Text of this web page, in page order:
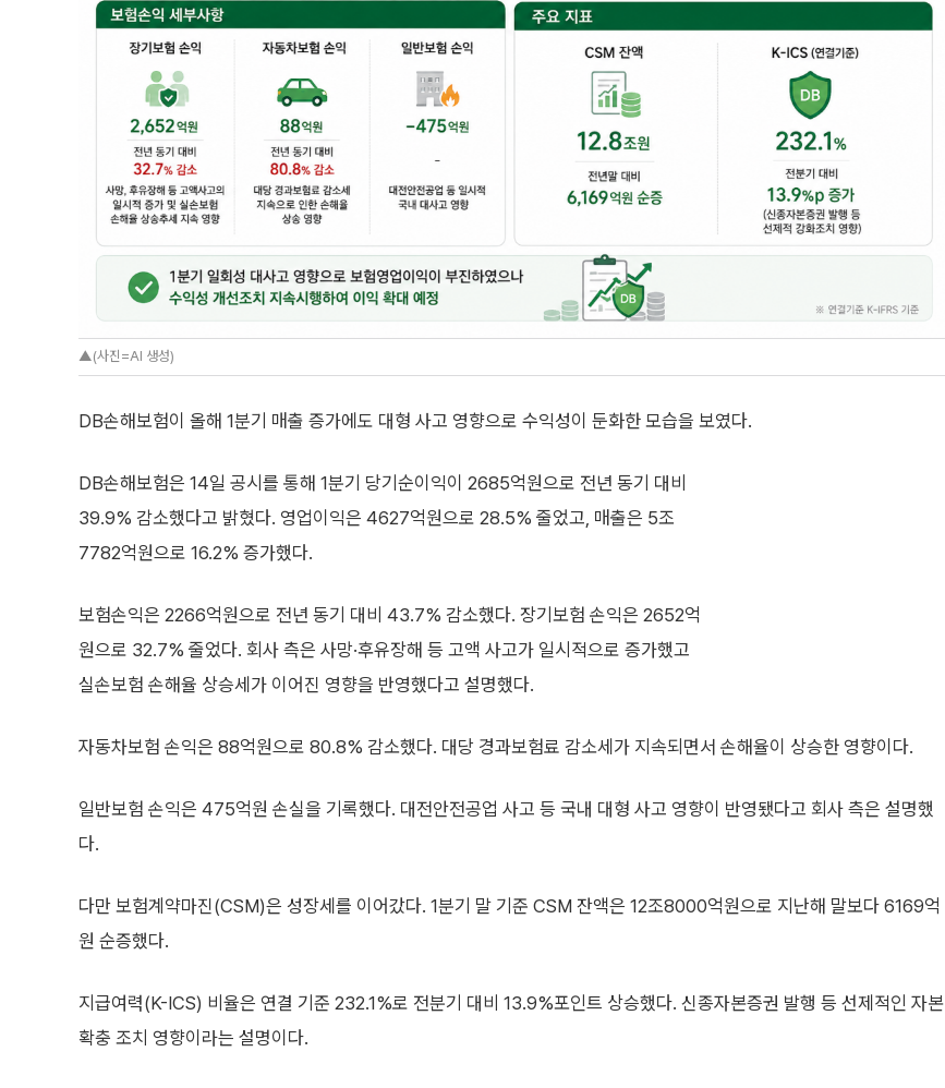
▲(사진=AI 생성)
DB손해보험이 올해 1분기 매출 증가에도 대형 사고 영향으로 수익성이 둔화한 모습을 보였다.
DB손해보험은 14일 공시를 통해 1분기 당기순이익이 2685억원으로 전년 동기 대비
39.9% 감소했다고 밝혔다. 영업이익은 4627억원으로 28.5% 줄었고, 매출은 5조
7782억원으로 16.2% 증가했다.
보험손익은 2266억원으로 전년 동기 대비 43.7% 감소했다. 장기보험 손익은 2652억
원으로 32.7% 줄었다. 회사 측은 사망·후유장해 등 고액 사고가 일시적으로 증가했고
실손보험 손해율 상승세가 이어진 영향을 반영했다고 설명했다.
자동차보험 손익은 88억원으로 80.8% 감소했다. 대당 경과보험료 감소세가 지속되면서 손해율이 상승한 영향이다.
일반보험 손익은 475억원 손실을 기록했다. 대전안전공업 사고 등 국내 대형 사고 영향이 반영됐다고 회사 측은 설명했
다.
다만 보험계약마진(CSM)은 성장세를 이어갔다. 1분기 말 기준 CSM 잔액은 12조8000억원으로 지난해 말보다 6169억
원 순증했다.
지급여력(K-ICS) 비율은 연결 기준 232.1%로 전분기 대비 13.9%포인트 상승했다. 신종자본증권 발행 등 선제적인 자본
확충 조치 영향이라는 설명이다.